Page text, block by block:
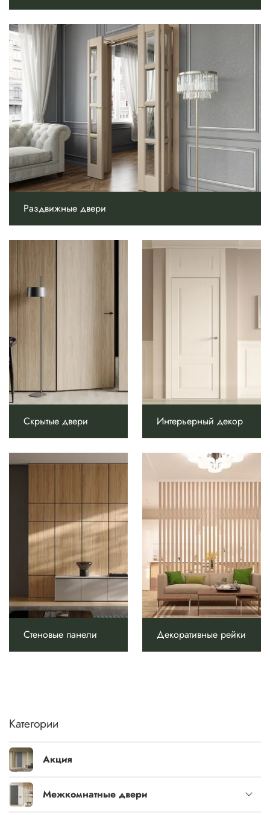
Раздвижные двери
Скрытые двери Интерьерный декор
Стеновые панели Декоративные рейки
Категории
Акция
Межкомнатные двери